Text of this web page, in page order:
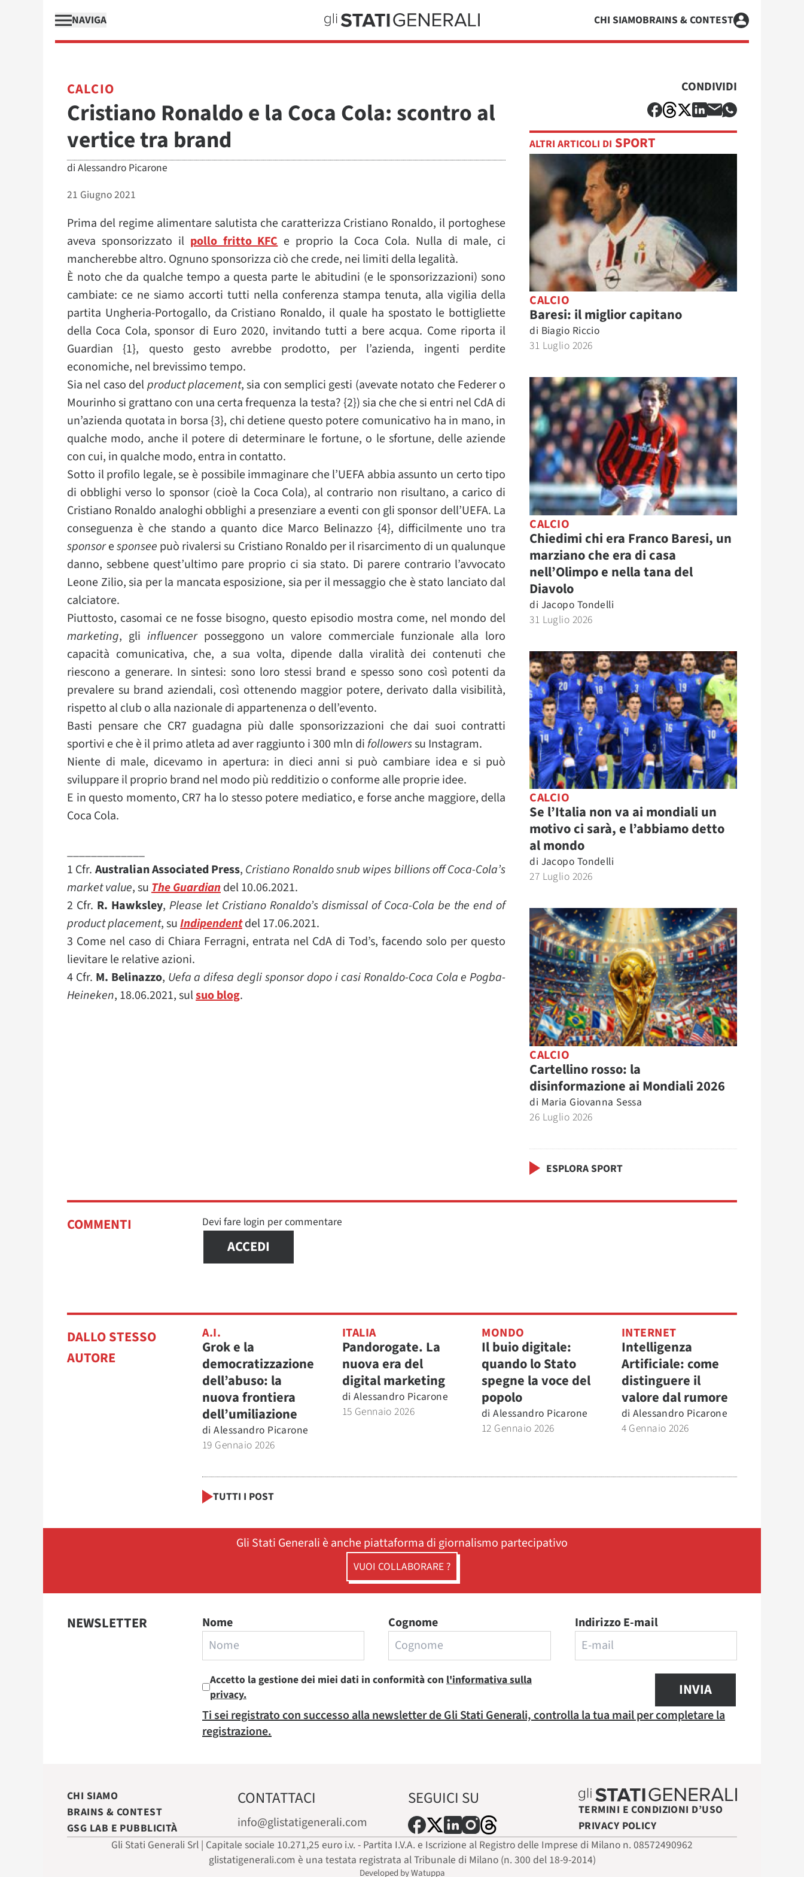
NAVIGA CHI SIAMOBRAINS & CONTEST
CALCIO
Cristiano Ronaldo e la Coca Cola: scontro al
vertice tra brand
di Alessandro Picarone
21 Giugno 2021
Prima del regime alimentare salutista che caratterizza Cristiano Ronaldo, il portoghese
aveva sponsorizzato il pollo fritto KFCe proprio la Coca Cola. Nulla di male, ci
mancherebbe altro. Ognuno sponsorizza ciò che crede, nei limiti della legalità.
È noto che da qualche tempo a questa parte le abitudini (e le sponsorizzazioni) sono
cambiate: ce ne siamo accorti tutti nella conferenza stampa tenuta, alla vigilia della
partita Ungheria-Portogallo, da Cristiano Ronaldo, il quale ha spostato le bottigliette
della Coca Cola, sponsor di Euro 2020, invitando tutti a bere acqua. Come riporta il
Guardian {1}, questo gesto avrebbe prodotto, per l’azienda, ingenti perdite
economiche, nel brevissimo tempo.
Sia nel caso delproduct placement, sia con semplici gesti (avevate notato che Federer o
Mourinho si grattano con una certa frequenza la testa? {2}) sia che che si entri nel CdA di
un’azienda quotata in borsa {3}, chi detiene questo potere comunicativo ha in mano, in
qualche modo, anche il potere di determinare le fortune, o le sfortune, delle aziende
con cui, in qualche modo, entra in contatto.
Sotto il profilo legale, se è possibile immaginare che l’UEFA abbia assunto un certo tipo
di obblighi verso lo sponsor (cioè la Coca Cola), al contrario non risultano, a carico di
Cristiano Ronaldo analoghi obblighi a presenziare a eventi con gli sponsor dell’UEFA. La
conseguenza è che stando a quanto dice Marco Belinazzo {4}, difficilmente uno tra
sponsoresponsee può rivalersi su Cristiano Ronaldo per il risarcimento di un qualunque
danno, sebbene quest’ultimo pare proprio ci sia stato. Di parere contrario l’avvocato
Leone Zilio, sia per la mancata esposizione, sia per il messaggio che è stato lanciato dal
calciatore.
Piuttosto, casomai ce ne fosse bisogno, questo episodio mostra come, nel mondo del
marketing, gliinfluencerposseggono un valore commerciale funzionale alla loro
capacità comunicativa, che, a sua volta, dipende dalla viralità dei contenuti che
riescono a generare. In sintesi: sono loro stessi brand e spesso sono così potenti da
prevalere su brand aziendali, così ottenendo maggior potere, derivato dalla visibilità,
rispetto al club o alla nazionale di appartenenza o dell’evento.
Basti pensare che CR7 guadagna più dalle sponsorizzazioni che dai suoi contratti
sportivi e che è il primo atleta ad aver raggiunto i 300 mln di followerssu Instagram.
Niente di male, dicevamo in apertura: in dieci anni si può cambiare idea e si può
sviluppare il proprio brand nel modo più redditizio o conforme alle proprie idee.
E in questo momento, CR7 ha lo stesso potere mediatico, e forse anche maggiore, della
Coca Cola.
_____________
1 Cfr. Australian Associated Press, Cristiano Ronaldo snub wipes billions off Coca-Cola’s
market value, suThe Guardiandel 10.06.2021.
2 Cfr. R. Hawksley, Please let Cristiano Ronaldo’s dismissal of Coca-Cola be the end of
product placement, suIndipendentdel 17.06.2021.
3 Come nel caso di Chiara Ferragni, entrata nel CdA di Tod’s, facendo solo per questo
lievitare le relative azioni.
4 Cfr. M. Belinazzo, Uefa a difesa degli sponsor dopo i casi Ronaldo-Coca Cola e Pogba-
Heineken, 18.06.2021, sulsuo blog.
CONDIVIDI
ALTRI ARTICOLI DI SPORT
CALCIO
Baresi: il miglior capitano
di Biagio Riccio
31 Luglio 2026
CALCIO
Chiedimi chi era Franco Baresi, un
marziano che era di casa
nell’Olimpo e nella tana del
Diavolo
di Jacopo Tondelli
31 Luglio 2026
CALCIO
Se l’Italia non va ai mondiali un
motivo ci sarà, e l’abbiamo detto
al mondo
di Jacopo Tondelli
27 Luglio 2026
CALCIO
Cartellino rosso: la
disinformazione ai Mondiali 2026
di Maria Giovanna Sessa
26 Luglio 2026
ESPLORA SPORT
COMMENTI Devi fare login per commentare
ACCEDI
DALLO STESSO
AUTORE
A.I.
Grok e la
democratizzazione
dell’abuso: la
nuova frontiera
dell’umiliazione
di Alessandro Picarone
19 Gennaio 2026
ITALIA
Pandorogate. La
nuova era del
digital marketing
di Alessandro Picarone
15 Gennaio 2026
MONDO
Il buio digitale:
quando lo Stato
spegne la voce del
popolo
di Alessandro Picarone
12 Gennaio 2026
INTERNET
Intelligenza
Artificiale: come
distinguere il
valore dal rumore
di Alessandro Picarone
4 Gennaio 2026
TUTTI I POST
Gli Stati Generali è anche piattaforma di giornalismo partecipativo
VUOI COLLABORARE ?
NEWSLETTER Nome Cognome Indirizzo E-mail
Accetto la gestione dei miei dati in conformità con l'informativa sulla
privacy.
INVIA
Ti sei registrato con successo alla newsletter de Gli Stati Generali, controlla la tua mail per completare la
registrazione.
CHI SIAMO
BRAINS & CONTEST
GSG LAB E PUBBLICITÀ
CONTATTACI
info@glistatigenerali.com
SEGUICI SU
TERMINI E CONDIZIONI D’USO
PRIVACY POLICY
Gli Stati Generali Srl | Capitale sociale 10.271,25 euro i.v. - Partita I.V.A. e Iscrizione al Registro delle Imprese di Milano n. 08572490962
glistatigenerali.com è una testata registrata al Tribunale di Milano (n. 300 del 18-9-2014)
Developed by Watuppa